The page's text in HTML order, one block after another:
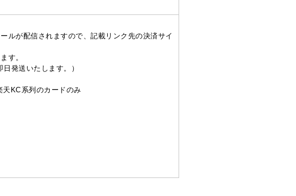
ルが配信されますので、記載リンク先の決済サイ
す。
発送いたします。）
天KC系列のカードのみ